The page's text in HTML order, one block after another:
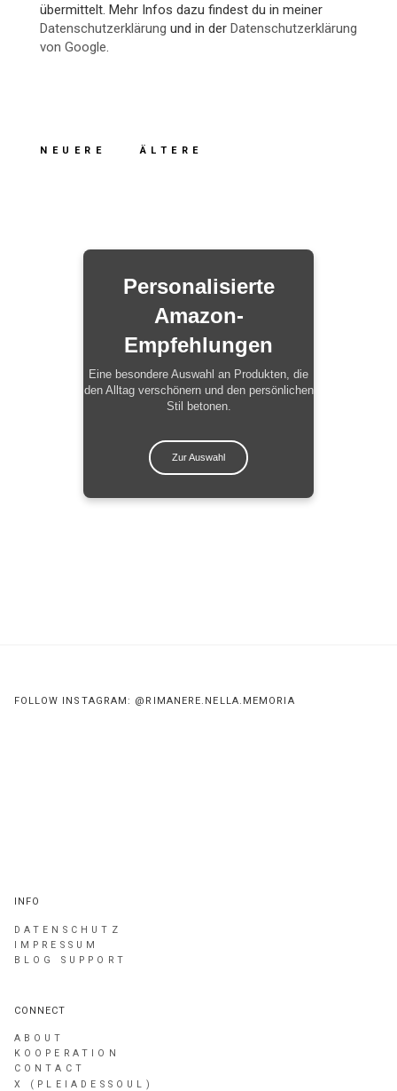
übermittelt. Mehr Infos dazu findest du in meiner
Datenschutzerklärung und in der Datenschutzerklärung
von Google.
NEUERE ÄLTERE
Personalisierte
Amazon-
Empfehlungen
Eine besondere Auswahl an Produkten, die
den Alltag verschönern und den persönlichen
Stil betonen.
Zur Auswahl
FOLLOW INSTAGRAM: @RIMANERE.NELLA.MEMORIA
INFO
DATENSCHUTZ
IMPRESSUM
BLOG SUPPORT
CONNECT
ABOUT
KOOPERATION
CONTACT
X (PLEIADESSOUL)